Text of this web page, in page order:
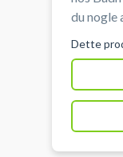
du nogle
badminton bane
Dette